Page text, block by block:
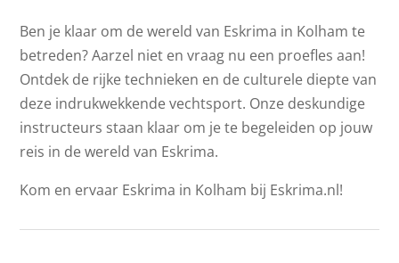
Ben je klaar om de wereld van Eskrima in Kolham te
betreden? Aarzel niet en vraag nu een proefles aan!
Ontdek de rijke technieken en de culturele diepte van
deze indrukwekkende vechtsport. Onze deskundige
instructeurs staan klaar om je te begeleiden op jouw
reis in de wereld van Eskrima.
Kom en ervaar Eskrima in Kolham bij Eskrima.nl!